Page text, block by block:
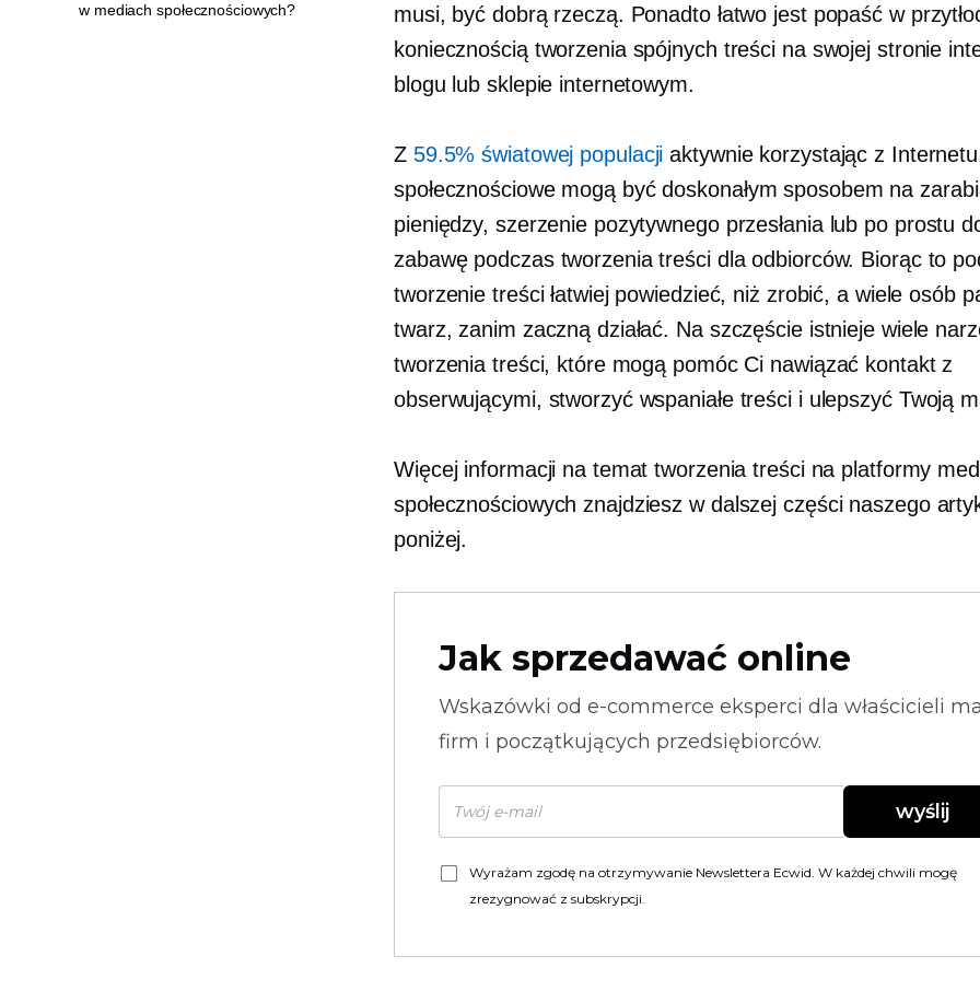
musi, być dobrą rzeczą. Ponadto łatwo jest popaść w
koniecznością tworzenia spójnych treści na swojej stronie
blogu lub sklepie internetowym.
Z 59.5% światowej populacji aktywnie korzystając z
społecznościowe mogą być doskonałym sposobem na
pieniędzy, szerzenie pozytywnego przesłania lub po prostu
zabawę podczas tworzenia treści dla odbiorców. Biorąc to
tworzenie treści łatwiej powiedzieć, niż zrobić, a wiele osób
twarz, zanim zaczną działać. Na szczęście istnieje wiele
tworzenia treści, które mogą pomóc Ci nawiązać kontakt z
obserwującymi, stworzyć wspaniałe treści i ulepszyć Twoją
Więcej informacji na temat tworzenia treści na platformy
społecznościowych znajdziesz w dalszej części naszego
poniżej.
Jak sprzedawać online
Wskazówki od e-commerce eksperci dla właścicieli
firm i początkujących przedsiębiorców.
wyślij
Wyrażam zgodę na otrzymywanie Newslettera Ecwid. W każdej chwili mogę
zrezygnować z subskrypcji.
w mediach społecznościowych?